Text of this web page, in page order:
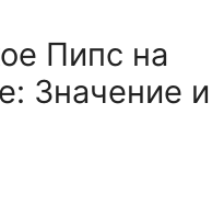
Пипс на
Значение и